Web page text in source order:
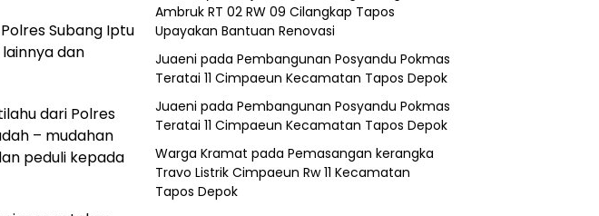
Subang Iptu
dan
dari Polres
– mudahan
peduli kepada
Ambruk RT 02 RW 09 Cilangkap Tapos
Upayakan Bantuan Renovasi
Juaeni pada Pembangunan Posyandu Pokmas
Teratai 11 Cimpaeun Kecamatan Tapos Depok
Juaeni pada Pembangunan Posyandu Pokmas
Teratai 11 Cimpaeun Kecamatan Tapos Depok
Warga Kramat pada Pemasangan kerangka
Travo Listrik Cimpaeun Rw 11 Kecamatan
Tapos Depok